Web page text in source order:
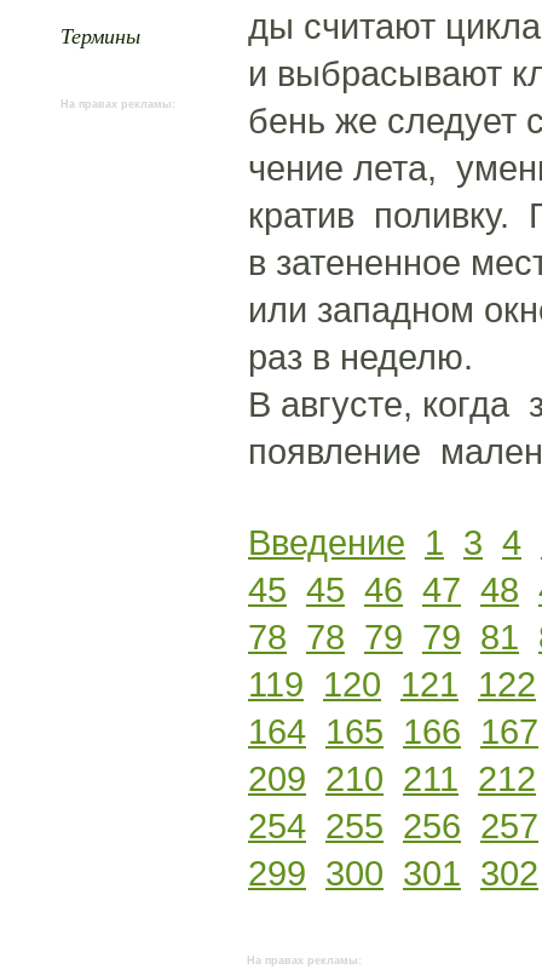
Термины
На правах рекламы:
ды считают
и выбрасывают
бень же следует
чение лета,
кратив поливку.
в затененное
или западном
раз в неделю.
В августе, когда
появление
Введение 1 3 4
45 45 46 47 48
78 78 79 79 81
119 120 121 122
164 165 166 167
209 210 211 212
254 255 256 257
299 300 301 302
На правах рекламы: